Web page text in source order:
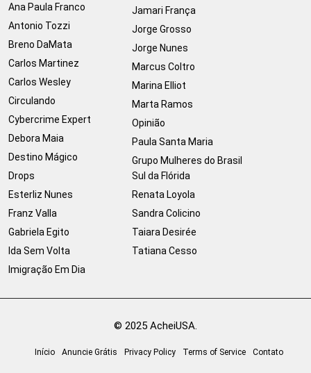
Ana Paula Franco
Antonio Tozzi
Breno DaMata
Carlos Martinez
Carlos Wesley
Circulando
Cybercrime Expert
Debora Maia
Destino Mágico
Drops
Esterliz Nunes
Franz Valla
Gabriela Egito
Ida Sem Volta
Imigração Em Dia
Jamari França
Jorge Grosso
Jorge Nunes
Marcus Coltro
Marina Elliot
Marta Ramos
Opinião
Paula Santa Maria
Grupo Mulheres do Brasil
Sul da Flórida
Renata Loyola
Sandra Colicino
Taiara Desirée
Tatiana Cesso
© 2025 AcheiUSA.
Início Anuncie Grátis Privacy Policy Terms of Service Contato